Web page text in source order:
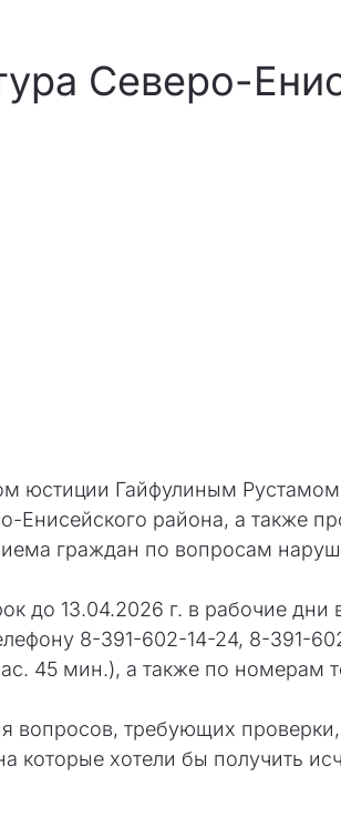
Северо-
юстиции Гайфулиным
Енисейского района, а также
граждан по вопросам
13.04.2026 г. в рабочие дни
8-391-602-14-24, 8-391-
45 мин.), а также по номерам
вопросов, требующих
которые хотели бы получить